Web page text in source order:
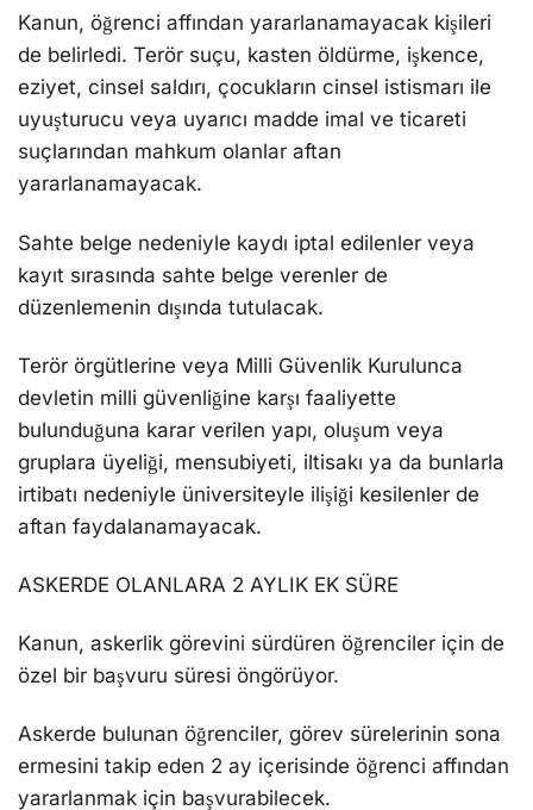
Kanun, öğrenci affından yararlanamayacak kişileri
de belirledi. Terör suçu, kasten öldürme, işkence,
eziyet, cinsel saldırı, çocukların cinsel istismarı ile
uyuşturucu veya uyarıcı madde imal ve ticareti
suçlarından mahkum olanlar aftan
yararlanamayacak.
Sahte belge nedeniyle kaydı iptal edilenler veya
kayıt sırasında sahte belge verenler de
düzenlemenin dışında tutulacak.
Terör örgütlerine veya Milli Güvenlik Kurulunca
devletin milli güvenliğine karşı faaliyette
bulunduğuna karar verilen yapı, oluşum veya
gruplara üyeliği, mensubiyeti, iltisakı ya da bunlarla
irtibatı nedeniyle üniversiteyle ilişiği kesilenler de
aftan faydalanamayacak.
ASKERDE OLANLARA 2 AYLIK EK SÜRE
Kanun, askerlik görevini sürdüren öğrenciler için de
özel bir başvuru süresi öngörüyor.
Askerde bulunan öğrenciler, görev sürelerinin sona
ermesini takip eden 2 ay içerisinde öğrenci affından
yararlanmak için başvurabilecek.